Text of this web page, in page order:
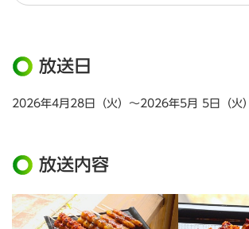
放送日
2026年4月28日（火）～2026年5月 5日（火）
放送内容